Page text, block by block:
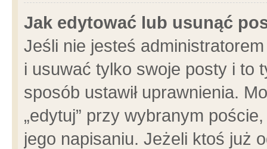
Jak edytować lub usunąć
Jeśli nie jesteś
i usuwać tylko swoje posty i to
sposób ustawił uprawnienia.
„edytuj” przy wybranym
jego napisaniu. Jeżeli ktoś już